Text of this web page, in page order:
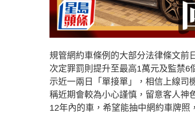
規管網約車條例的大部分法律條文前
次定罪罰則提升至最高1萬元及監禁
示近一兩日「單接單」，相信上線司
稱近期會較為小心謹慎，留意客人神
12年內的車，希望能抽中網約車牌照